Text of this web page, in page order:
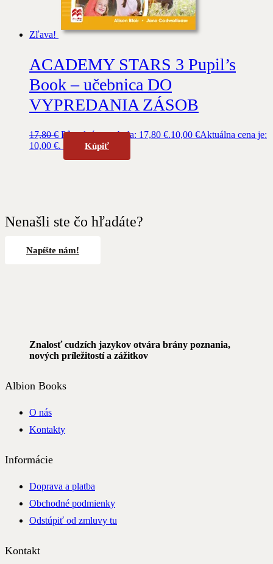
Zľava!
ACADEMY STARS 3 Pupil’s
Book – učebnica DO
VYPREDANIA ZÁSOB
17,80€ Pôvodná cena bola: 17,80 €.10,00 €Aktuálna cena je:
10,00 €.
Kúpiť
Nenašli ste čo hľadáte?
Napíšte nám!
Znalosť cudzích jazykov otvára brány poznania,
nových príležitostí a zážitkov
Albion Books
O nás
Kontakty
Informácie
Doprava a platba
Obchodné podmienky
Odstúpiť od zmluvy tu
Kontakt